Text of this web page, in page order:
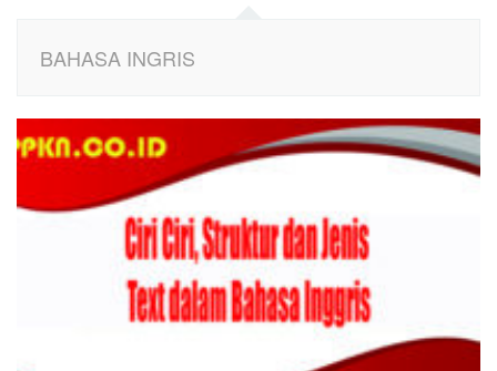
BAHASA INGRIS